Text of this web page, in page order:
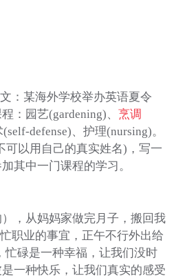
：某海外学校举办英语夏令
：园艺(gardening)、 烹调
defense)、护理(nursing)。
可以用自己的真实姓名)，写一
其中一门课程的学习。
，从妈妈家做完月子，搬回我
职业的事宜，正午不行外出给
忙碌是一种幸福，让我们没时
一种快乐，让我们真实的感受